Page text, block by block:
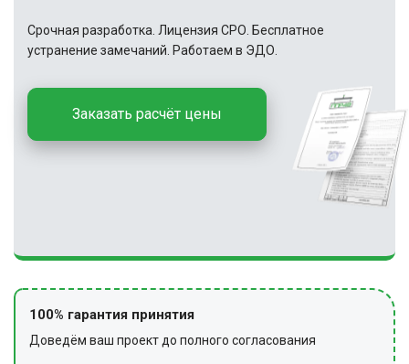
Срочная разработка. Лицензия СРО. Бесплатное
устранение замечаний. Работаем в ЭДО.
Заказать расчёт цены
100% гарантия принятия
Доведём ваш проект до полного согласования